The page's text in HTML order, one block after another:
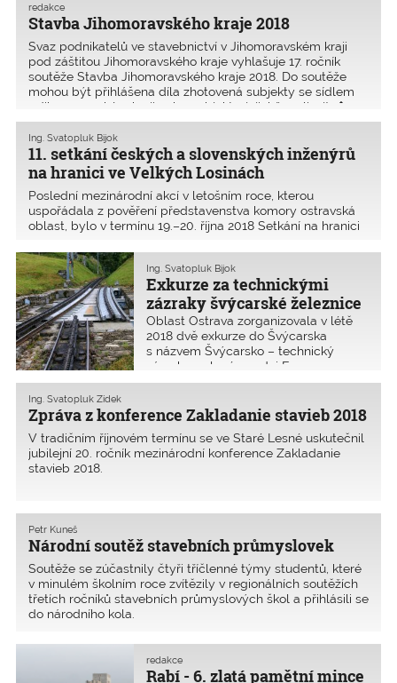
rekonstrukci návsi a průjezdní
komunikace III. třídy podle
současných norem.
Stavba Jihomoravského kraje 2018
redakce
Svaz podnikatelů ve stavebnictví v Jihomoravském kraji
pod záštitou Jihomoravského kraje vyhlašuje 17. ročník
soutěže Stavba Jihomoravského kraje 2018. Do soutěže
mohou být přihlášena díla zhotovená subjekty se sídlem
v Jihomoravském kraji nebo subjekty, jejichž realizujíc�
11. setkání českých a slovenských inženýrů
na hranici ve Velkých Losinách
Ing. Svatopluk Bijok
Poslední mezinárodní akcí v letošním roce, kterou
uspořádala z pověření představenstva komory ostravská
oblast, bylo v termínu 19.–20. října 2018 Setkání na hranici
a Slovenského svazu stavebních inženýrů. Z české s
Exkurze za technickými
zázraky švýcarské železnice
Ing. Svatopluk Bijok
Oblast Ostrava zorganizovala v létě
2018 dvě exkurze do Švýcarska
s názvem Švýcarsko – technický
zázrak v zeleném srdci Evropy.
Exkurze byla zaměřena na
vysokohorských podmínkách. Pěkné
zúčastněný
Zpráva z konference Zakladanie stavieb 2018
Ing. Svatopluk Zídek
V tradičním říjnovém termínu se ve Staré Lesné uskutečnil
jubilejní 20. ročník mezinárodní konference Zakladanie
stavieb 2018.
Národní soutěž stavebních průmyslovek
Petr Kuneš
Soutěže se zúčastnily čtyři tříčlenné týmy studentů, které
v minulém školním roce zvítězily v regionálních soutěžích
třetích ročníků stavebních průmyslových škol a přihlásili se
do národního kola.
Rabí - 6. zlatá pamětní mince
redakce